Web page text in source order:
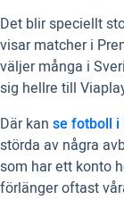
Det blir speciellt
visar matcher i
väljer många i
sig hellre till
Där kan se fotboll i
störda av några
som har ett konto
förlänger oftast